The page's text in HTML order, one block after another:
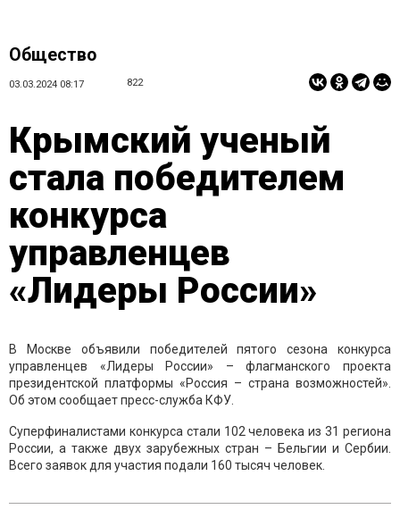
Общество
03.03.2024 08:17 822
Крымский ученый
стала победителем
конкурса
управленцев
«Лидеры России»
В Москве объявили победителей пятого сезона конкурса
управленцев «Лидеры России» – флагманского проекта
президентской платформы «Россия – страна возможностей».
Об этом сообщает пресс-служба КФУ.
Суперфиналистами конкурса стали 102 человека из 31 региона
России, а также двух зарубежных стран – Бельгии и Сербии.
Всего заявок для участия подали 160 тысяч человек.